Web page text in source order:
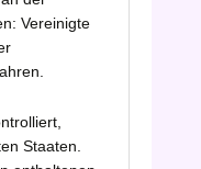
Vereinigte
Staaten.